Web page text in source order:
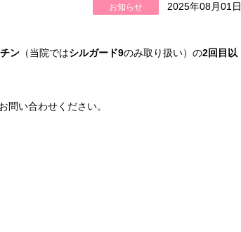
お知らせ 2025年08月01日
ン （当院ではシルガード9のみ取り扱い）の2回目以
問い合わせください。